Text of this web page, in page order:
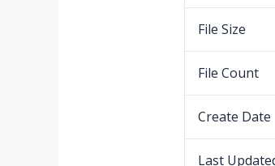
File Size
File Count
Create Date
Last